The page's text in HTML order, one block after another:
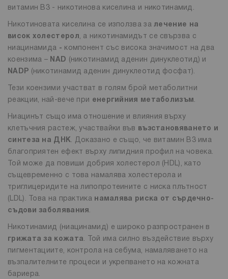
витамин B3 - никотинова киселина и никотинамид.
Никотиновата киселина се използва залечение на
висок холестерол , а никотинамидът се свързва с
ниацинамида - компонент със висока значимост на два
коензима – NAD
(никотинамид аденин динуклеотид) и
NADP (никотинамид аденин динуклеотид фосфат).
Тези коензими участват в голям брой метаболитни
реакции, най-вече при
енергийния метаболизъм .
Ниацинът също има отношение и влияния върху
клетъчния растеж, участвайки във
възстановяването и
синтеза на ДНК. Доказано е също, че витамин B3 има
благоприятен ефект върху липидния профил на човека.
Той може да повиши добрия холестерол (HDL), като
същевременно с това намалява холестерола и
триглицеридите на липопротеините с ниска плътност
(LDL). Това на практиканамалява риска от сърдечно-
съдови заболявания .
Никотинамид (ниацинамид) е широко разпространен в
грижата за кожата. Той има силно въздействие върху
пигментациите, контрола на себума, намаляването на
възпалителните процеси и укрепването на кожната
бариера.